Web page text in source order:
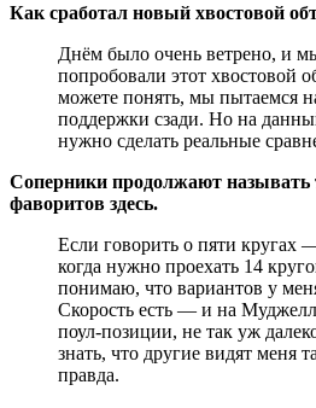
Как сработал новый хвостовой
Днём было очень ветрено, и
попробовали этот хвостовой
можете понять, мы пытаемся
поддержки сзади. Но на
нужно сделать реальные
Соперники продолжают называть
фаворитов здесь.
Если говорить о пяти
когда нужно проехать 14
понимаю, что вариантов у
Скорость есть — и на
поул-позиции, не так уж
знать, что другие видят меня
правда.